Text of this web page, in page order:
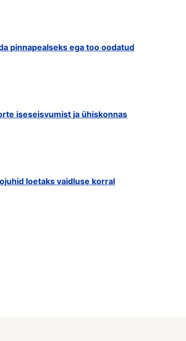
pinnapealseks ega too oodatud
iseseisvumist ja ühiskonnas
loetaks vaidluse korral